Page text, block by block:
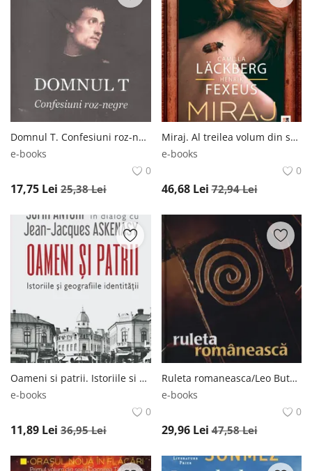
Domnul T. Confesiuni roz-negre/Victoria Comnea Domnul T. Confesiuni roz-negre/Victoria Comnea
e-books
0
17,75 Lei 25,38Lei
Miraj. Al treilea volum din seria Vincent si Mina/Camilla Lackberg, Henrik Fexeus Miraj. Al treilea volum din seria Vincent si Mina/Camilla Lackberg, Henrik Fexeus
e-books
0
46,68 Lei 72,94Lei
Oameni si patrii. Istoriile si geografiile identitatii/Sorin Antohi, Jean-Jacques Askenasy Oameni si patrii. Istoriile si geografiile identitatii/Sorin Antohi, Jean-Jacques Askenasy
e-books
0
11,89 Lei 36,95Lei
Ruleta romaneasca/Leo Butnaru Ruleta romaneasca/Leo Butnaru
e-books
0
29,96 Lei 47,58Lei